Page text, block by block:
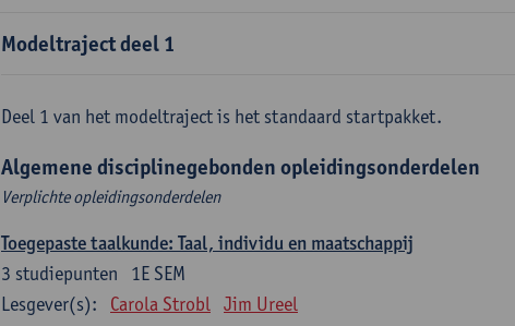
Modeltraject deel 1
Deel 1 van het modeltraject is het standaard startpakket.
Algemene disciplinegebonden opleidingsonderdelen
Verplichte opleidingsonderdelen
Toegepaste taalkunde: Taal, individu en maatschappij
1E SEM
3 studiepunten
Lesgever(s):
Carola Strobl Jim Ureel